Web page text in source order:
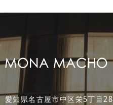
愛知県名古屋市中区栄5丁目